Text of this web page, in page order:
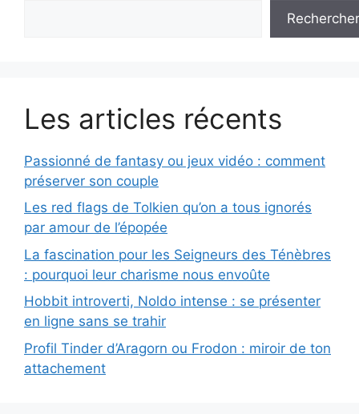
Rechercher
Les articles récents
Passionné de fantasy ou jeux vidéo : comment
préserver son couple
Les red flags de Tolkien qu’on a tous ignorés
par amour de l’épopée
La fascination pour les Seigneurs des Ténèbres
: pourquoi leur charisme nous envoûte
Hobbit introverti, Noldo intense : se présenter
en ligne sans se trahir
Profil Tinder d’Aragorn ou Frodon : miroir de ton
attachement